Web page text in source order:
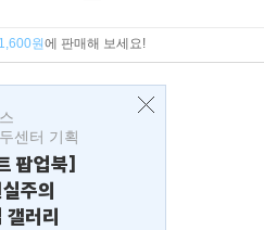
1,600원에 판매해 보세요!
센터 기획
팝업북]
주의
갤러리